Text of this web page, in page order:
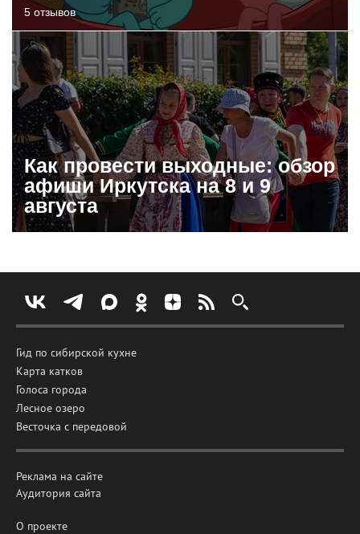
5 отзывов
Как провести выходные: обзор
афиши Иркутска на 8 и 9
августа
Гид по сибирской кухне
Карта катков
Голоса города
Лесное озеро
Весточка с передовой
Реклама на сайте
Аудитория сайта
О проекте